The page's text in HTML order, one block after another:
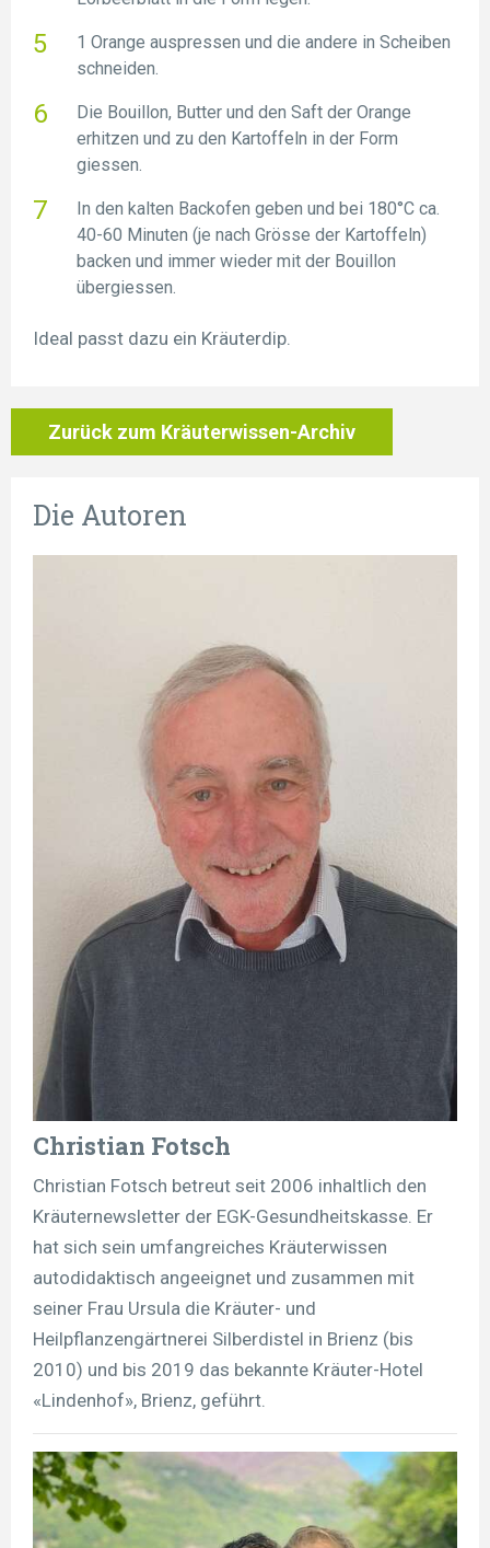
1 Orange auspressen und die andere in Scheiben
schneiden.
Die Bouillon, Butter und den Saft der Orange
erhitzen und zu den Kartoffeln in der Form
giessen.
In den kalten Backofen geben und bei 180°C ca.
40-60 Minuten (je nach Grösse der Kartoffeln)
backen und immer wieder mit der Bouillon
übergiessen.
Ideal passt dazu ein Kräuterdip.
Zurück zum Kräuterwissen-Archiv
Die Autoren
Christian Fotsch
Christian Fotsch betreut seit 2006 inhaltlich den
Kräuternewsletter der EGK-Gesundheitskasse. Er
hat sich sein umfangreiches Kräuterwissen
autodidaktisch angeeignet und zusammen mit
seiner Frau Ursula die Kräuter- und
Heilpflanzengärtnerei Silberdistel in Brienz (bis
2010) und bis 2019 das bekannte Kräuter-Hotel
«Lindenhof», Brienz, geführt.